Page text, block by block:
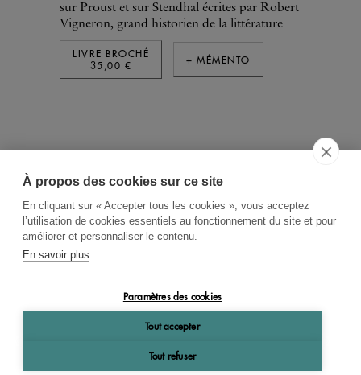
À propos des cookies sur ce site
En cliquant sur « Accepter tous les cookies », vous acceptez
l’utilisation de cookies essentiels au fonctionnement du site et pour
améliorer et personnaliser le contenu.
En savoir plus
Paramètres des cookies
Tout accepter
Tout refuser
sur Proust et sur Stendhal écrites par Robert
Vigneron, grand historien de la littérature
LIVRE BROCHÉ
35,00 €
+ MÉMENTO
RECHERCHE THÉMATIQUE
OK